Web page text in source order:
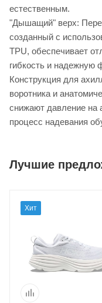
естественным.
"Дышащий" верх:
созданный с
TPU, обеспечивает
гибкость и надежную
Конструкция для
воротника и
снижают давление на
процесс надевания
Лучшие
Хит